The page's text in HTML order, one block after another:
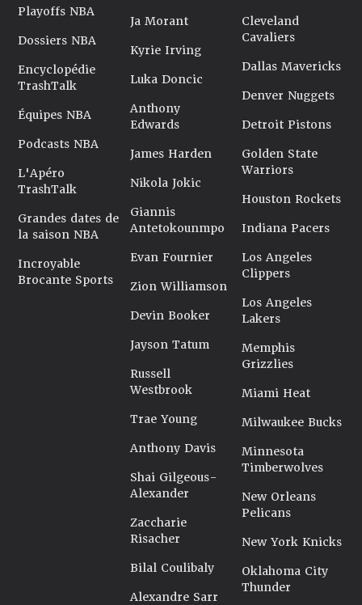
Playoffs NBA
Dossiers NBA
Encyclopédie
TrashTalk
Équipes NBA
Podcasts NBA
L'Apéro
TrashTalk
Grandes dates de
la saison NBA
Incroyable
Brocante Sports
Ja Morant
Kyrie Irving
Luka Doncic
Anthony
Edwards
James Harden
Nikola Jokic
Giannis
Antetokounmpo
Evan Fournier
Zion Williamson
Devin Booker
Jayson Tatum
Russell
Westbrook
Trae Young
Anthony Davis
Shai Gilgeous-
Alexander
Zaccharie
Risacher
Bilal Coulibaly
Alexandre Sarr
Cleveland
Cavaliers
Dallas Mavericks
Denver Nuggets
Detroit Pistons
Golden State
Warriors
Houston Rockets
Indiana Pacers
Los Angeles
Clippers
Los Angeles
Lakers
Memphis
Grizzlies
Miami Heat
Milwaukee Bucks
Minnesota
Timberwolves
New Orleans
Pelicans
New York Knicks
Oklahoma City
Thunder